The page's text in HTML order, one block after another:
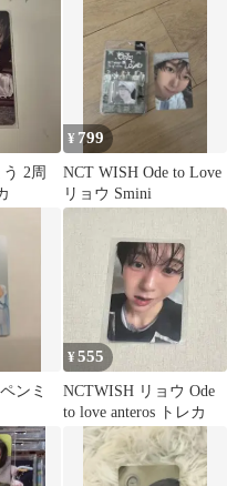
2周
¥ 799
NCT WISH Ode to Love
リョウ Smini
ンミ
¥555
NCTWISH リョウ Ode
to love anteros トレカ